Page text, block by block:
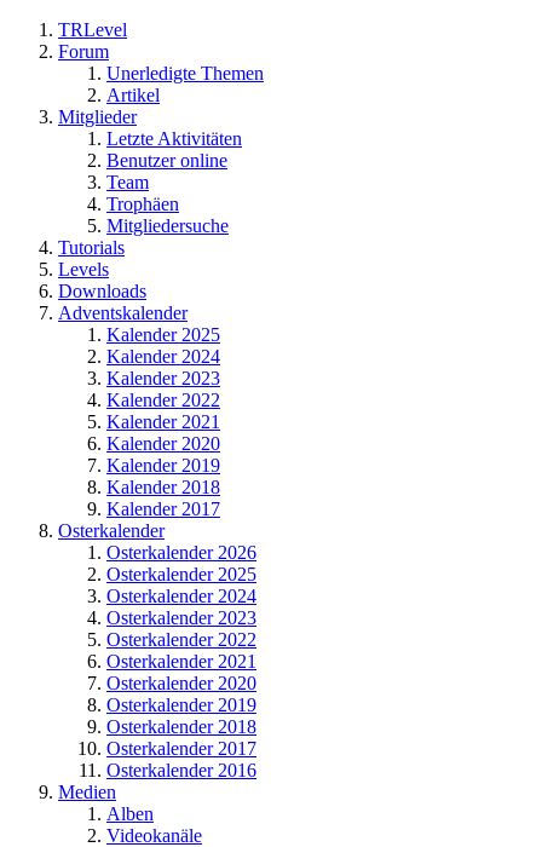
TRLevel
Forum
Unerledigte Themen
Artikel
Mitglieder
Letzte Aktivitäten
Benutzer online
Team
Trophäen
Mitgliedersuche
Tutorials
Levels
Downloads
Adventskalender
Kalender 2025
Kalender 2024
Kalender 2023
Kalender 2022
Kalender 2021
Kalender 2020
Kalender 2019
Kalender 2018
Kalender 2017
Osterkalender
Osterkalender 2026
Osterkalender 2025
Osterkalender 2024
Osterkalender 2023
Osterkalender 2022
Osterkalender 2021
Osterkalender 2020
Osterkalender 2019
Osterkalender 2018
Osterkalender 2017
Osterkalender 2016
Medien
Alben
Videokanäle